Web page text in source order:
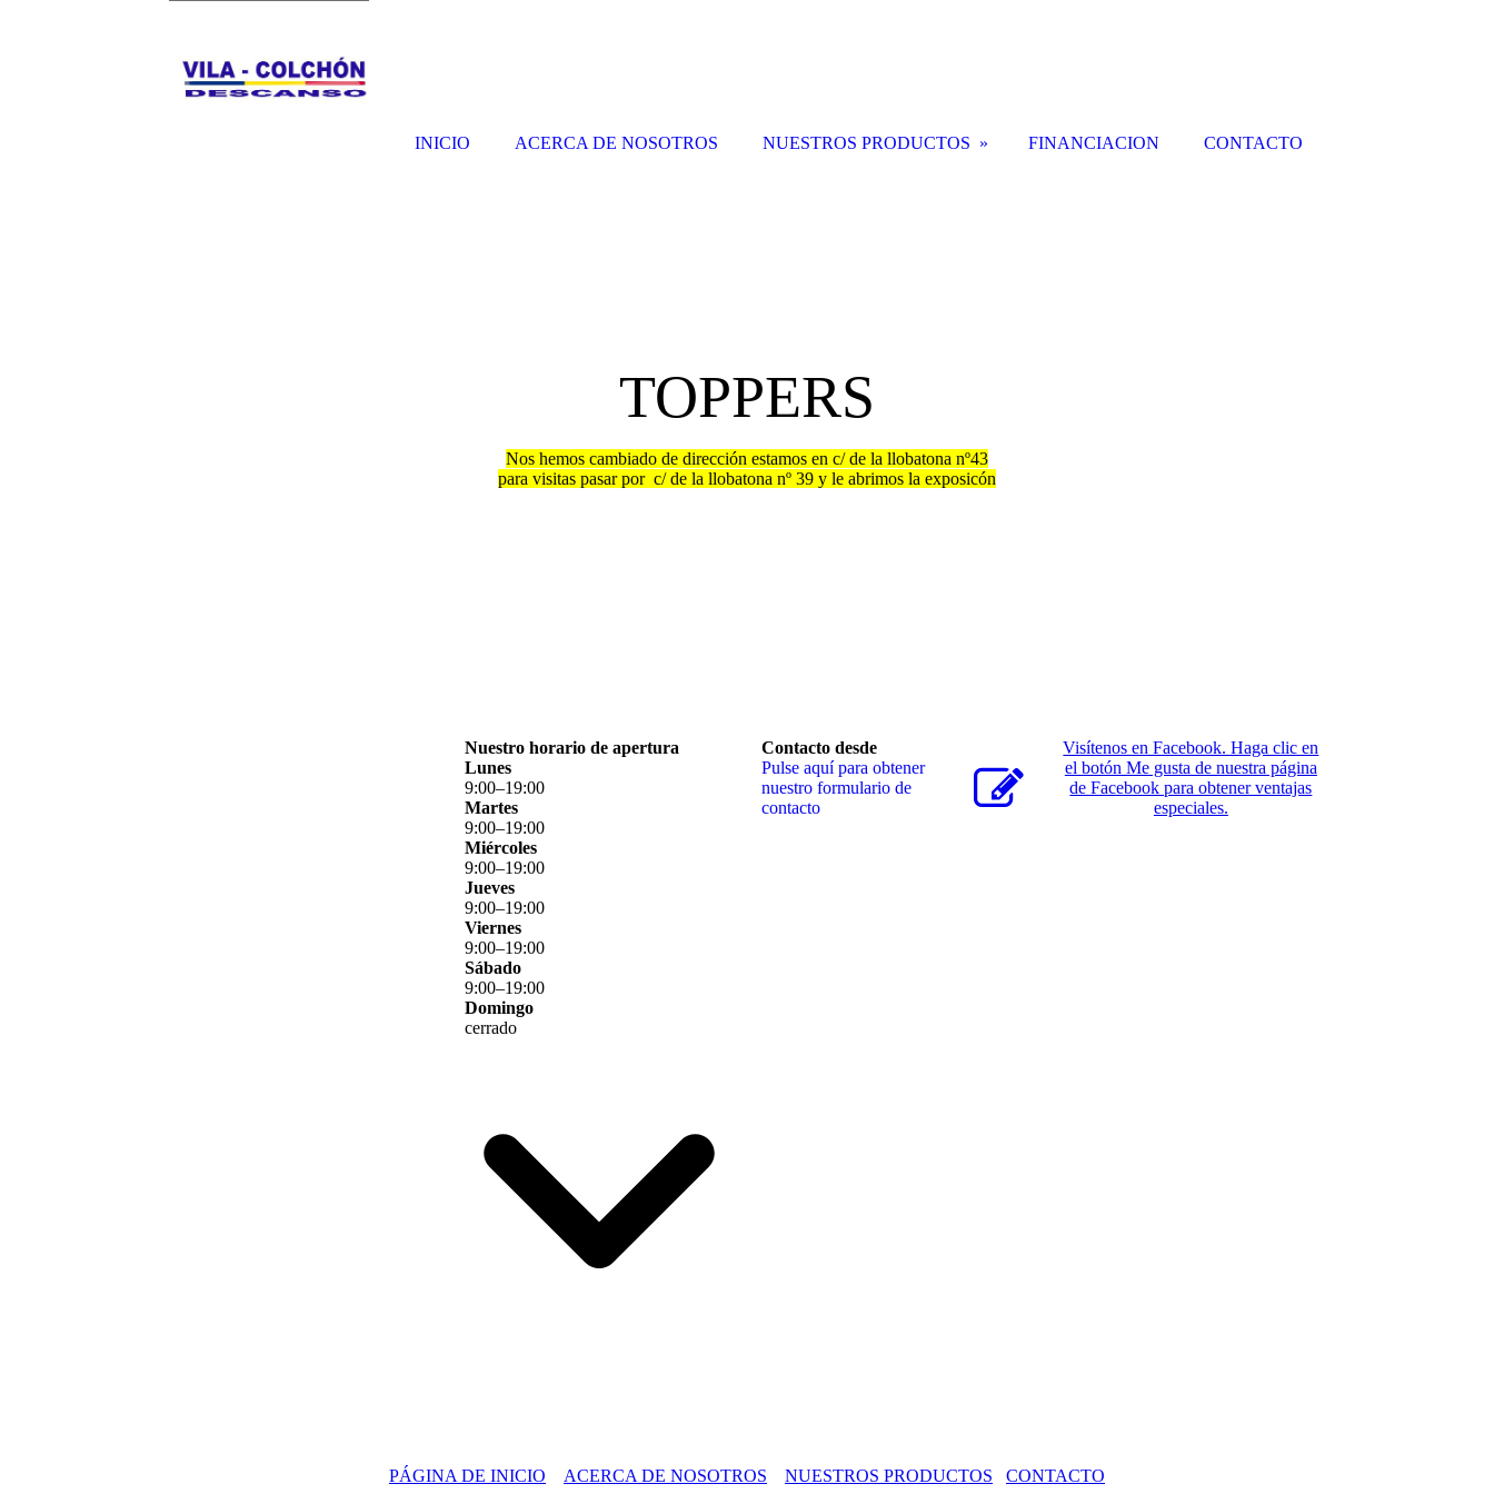
TOPPERS
Nos hemos cambiado de dirección estamos en c/ de la llobatona nº43
para visitas pasar por c/ de la llobatona nº 39 y le abrimos la exposicón
Nuestro horario de apertura
Lunes
9:00–19:00
Martes
9:00–19:00
Miércoles
9:00–19:00
Jueves
9:00–19:00
Viernes
9:00–19:00
Sábado
9:00–19:00
Domingo
cerrado
Contacto desde
Pulse aquí para obtener
nuestro formulario de
contacto
Visítenos en Facebook. Haga clic en
el botón Me gusta de nuestra página
de Facebook para obtener ventajas
especiales.
PÁGINA DE INICIO ACERCA DE NOSOTROS NUESTROS PRODUCTOS CONTACTO
INICIO ACERCA DE NOSOTROS NUESTROS PRODUCTOS FINANCIACION CONTACTO